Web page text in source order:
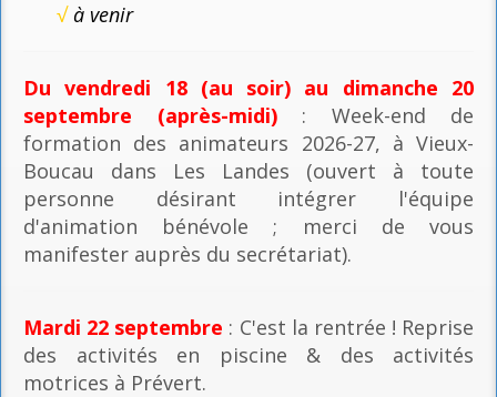
√à venir
Du vendredi 18 (au soir) au dimanche 20
septembre (après-midi): Week-end de
formation des animateurs 2026-27, à Vieux-
Boucau dans Les Landes (ouvert à toute
personne désirant intégrer l'équipe
d'animation bénévole ; merci de vous
manifester auprès du secrétariat).
Mardi 22 septembre : C'est la rentrée ! Reprise
des activités en piscine & des activités
motrices à Prévert.